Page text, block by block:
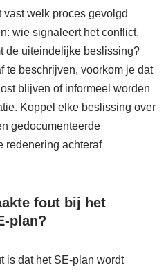
welk proces gevolgd
wie signaleert het conflict,
de uiteindelijke beslissing?
te beschrijven, voorkom je dat
blijven of informeel worden
Koppel elke beslissing over
gedocumenteerde
redenering achteraf
fout bij het
plan?
is dat het SE-plan wordt